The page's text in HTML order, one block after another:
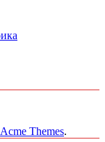
Acme Themes.